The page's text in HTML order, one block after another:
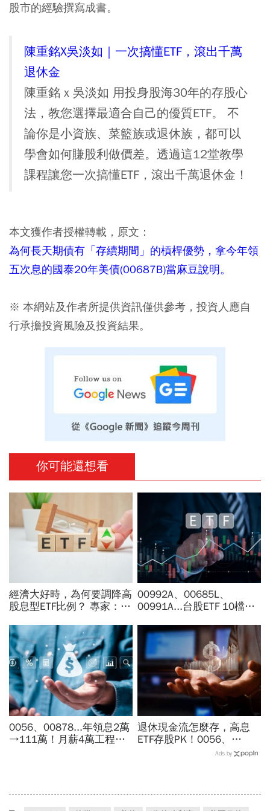
股市的經驗撰寫成書。
陳重銘X吳淡如｜一次搞懂ETF，滾出千萬
退休金
陳重銘 x 吳淡如 用投身股海30年的存股心
法，教您選擇最適合自己的優質ETF。 不
論你是小資族、菜籃族或退休族，都可以
學會如何賺股利做價差。透過這12堂教學
課程讓您一次搞懂ETF，滾出千萬退休金！
本文獲作者授權轉載，原文：
為何長天期債有「存續期間」的槓桿優勢，拿今年領
五次息的國泰20年美債(00687B)當麻豆說明。
※ 本網站及作者所提供資訊僅供參考，投資人應自
行承擔投資風險及投資結果。
你可能還想看
經濟大好時，為何要調降高
股息型ETF比例？ 專家：用
00992A、00685L、
00991A...台股ETF 10檔打
幅稱冠，達人認證選股實力
堅強
0056、00878...年領息2萬
→111萬！月薪4萬工程師
退休現金流怎麼存，高息
ETF存股PK！0056、
00878、00919...她用3招
Ads by